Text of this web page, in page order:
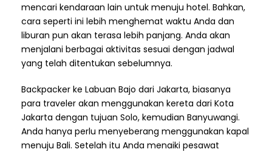
mencari kendaraan lain untuk menuju hotel. Bahkan,
cara seperti ini lebih menghemat waktu Anda dan
liburan pun akan terasa lebih panjang. Anda akan
menjalani berbagai aktivitas sesuai dengan jadwal
yang telah ditentukan sebelumnya.
Backpacker ke Labuan Bajo dari Jakarta, biasanya
para traveler akan menggunakan kereta dari Kota
Jakarta dengan tujuan Solo, kemudian Banyuwangi.
Anda hanya perlu menyeberang menggunakan kapal
menuju Bali. Setelah itu Anda menaiki pesawat